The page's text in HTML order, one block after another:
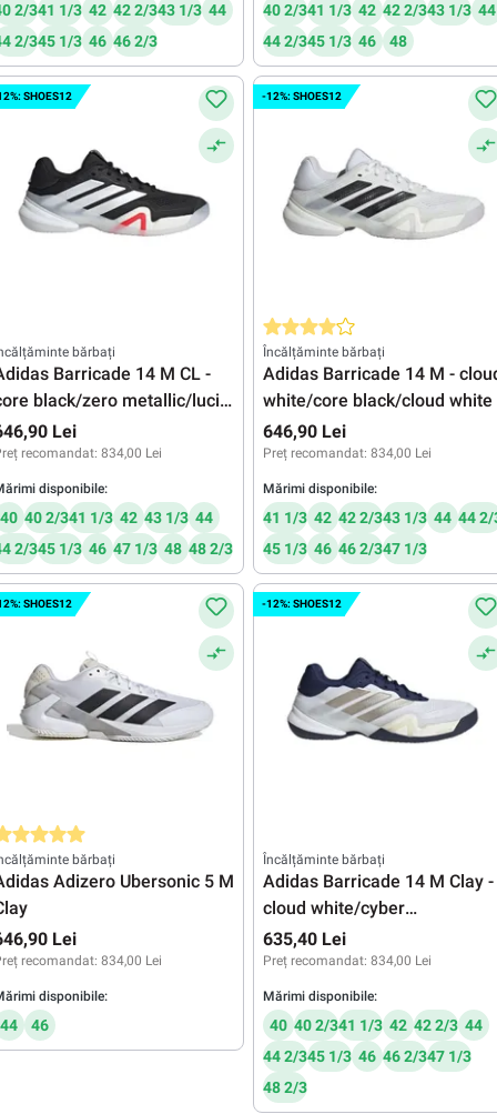
2/341 1/3 42 42 2/343 1/3 44
2/345 1/3 46 46 2/3
40 2/341 1/3 42 42 2/343 1/3 44
44 2/345 1/3 46 48
SHOES12
bărbați
Barricade 14 M CL -
black/zero metallic/lucid
Lei
recomandat: 834,00 Lei
disponibile:
40 40 2/341 1/3 42 43 1/3 44
2/345 1/3 46 47 1/3 48 48 2/3
-12%: SHOES12
Evaluarea medie de 4 din 5 stele
Încălțăminte bărbați
Adidas Barricade 14 M -
white/core black/cloud white
646,90 Lei
Preț recomandat: 834,00 Lei
Mărimi disponibile:
41 1/3 42 42 2/343 1/3 44 44 2/
45 1/3 46 46 2/347 1/3
SHOES12
medie de 5 din 5 stele
bărbați
Adizero Ubersonic 5 M
Lei
recomandat: 834,00 Lei
disponibile:
44 46
-12%: SHOES12
Încălțăminte bărbați
Adidas Barricade 14 M Clay -
cloud white/cyber
metallic/dark blue
635,40 Lei
Preț recomandat: 834,00 Lei
Mărimi disponibile:
40 40 2/341 1/3 42 42 2/3 44
44 2/345 1/3 46 46 2/347 1/3
48 2/3